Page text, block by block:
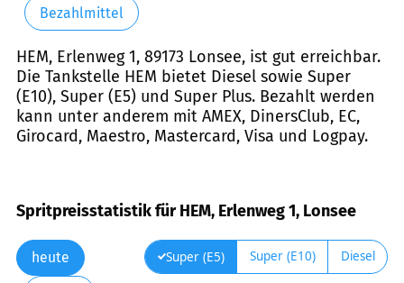
Bezahlmittel
HEM, Erlenweg 1, 89173 Lonsee, ist gut erreichbar.
Die Tankstelle HEM bietet Diesel sowie Super
(E10), Super (E5) und Super Plus. Bezahlt werden
kann unter anderem mit AMEX, DinersClub, EC,
Girocard, Maestro, Mastercard, Visa und Logpay.
Spritpreisstatistik für HEM, Erlenweg 1, Lonsee
heute Super (E5) Super (E10) Diesel